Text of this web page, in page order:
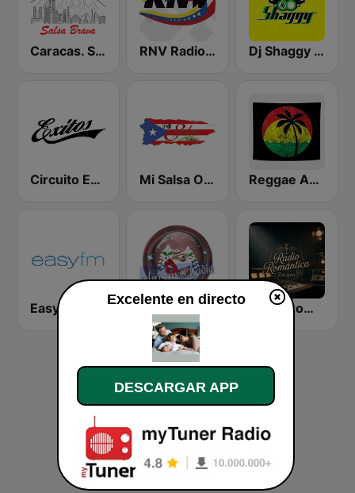
Caracas. Salsa Brava... RNV Radio Nacional de Venezuela Dj Shaggy Venezuela
Circuito Exitos 99.9 FM Mi Salsa Online Reggae Ambassadors Radio
Easy FM Christmas Radio Radio Romántica
Excelente en directo
DESCARGAR APP